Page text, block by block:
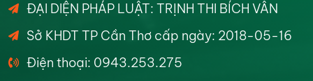
ĐẠI DIỆN PHÁP LUẬT: TRỊNH THI BÍCH VÂN
Sở KHDT TP Cần Thơ cấp ngày: 2018-05-16
Điện thoại: 0943.253.275